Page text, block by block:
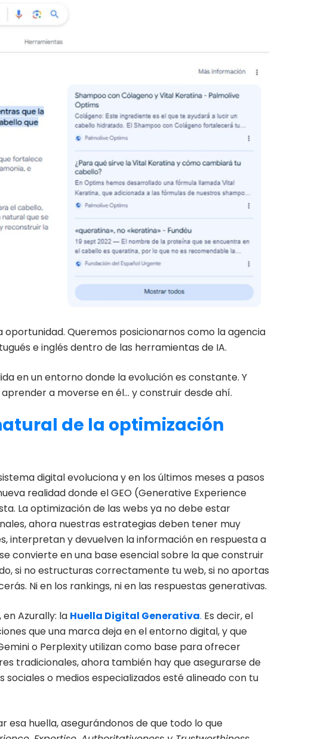
oportunidad. Queremos posicionarnos como laagencia
e inglés dentro de las herramientas de IA.
en un entorno donde la evolución es constante. Y
a moverse en él… y construir desde ahí.
de la optimización
digital evoluciona y en los últimos meses a pasos
realidad donde el GEO (Generative Experience
La optimización de las webs ya no debe estar
ahora nuestras estrategias deben tener muy
interpretan y devuelven la información en respuesta a
convierte en una base esencial sobre la que construir
si no estructuras correctamente tu web, si no aportas
Ni en los rankings, ni en las respuestas generativas.
Azurally: la Huella Digital Generativa. Es decir, el
que una marca deja en el entorno digital, y que
o Perplexity utilizan como base para ofrecer
tradicionales, ahora también hay que asegurarse de
o medios especializados esté alineado con tu
huella, asegurándonos de que todo lo que